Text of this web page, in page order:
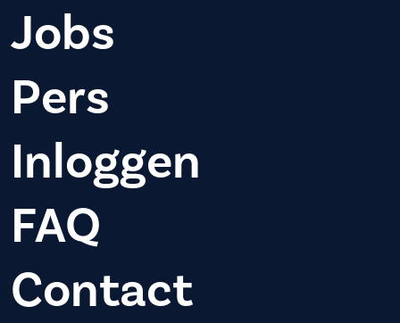
Jobs
Pers
Inloggen
FAQ
Contact